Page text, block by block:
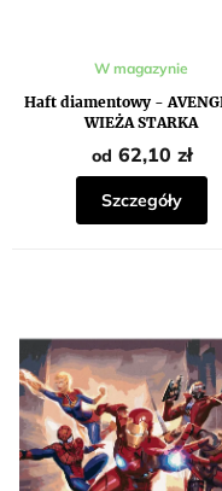
Haft diamentowy -
WIEŻA STARKA
W magazynie
od 62,10 zł
Szczegóły